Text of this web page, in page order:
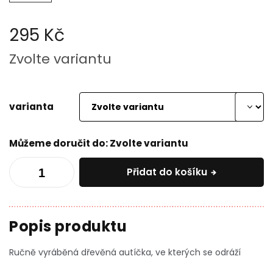
295 Kč
Měrná
cena:
Zvolte variantu
varianta
Můžeme doručit do:Zvolte variantu
Přidat do košíku
Ručně vyráběná dřevěná autíčka, ve kterých se odráží